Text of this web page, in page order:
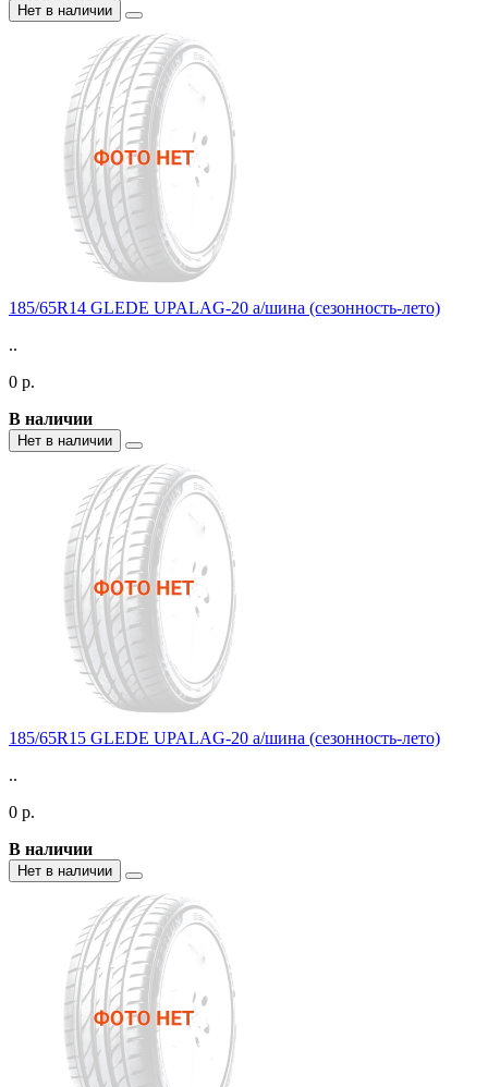
Нет в наличии
185/65R14 GLEDE UPALAG-20 а/шина (сезонность-лето)
..
0 р.
В наличии
Нет в наличии
185/65R15 GLEDE UPALAG-20 а/шина (сезонность-лето)
..
0 р.
В наличии
Нет в наличии